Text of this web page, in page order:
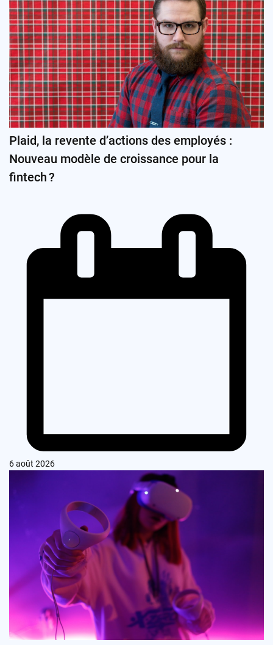
Plaid, la revente d’actions des employés :
Nouveau modèle de croissance pour la
fintech ?
6 août 2026